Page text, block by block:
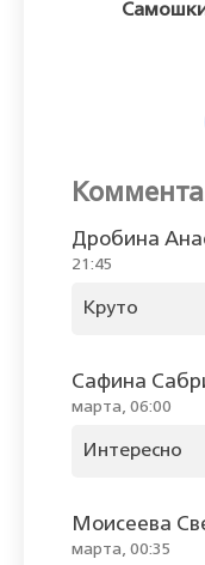
Дробина
21:45
Круто
Сафина
марта, 06:00
Интересно
Моисеева
марта, 00:35